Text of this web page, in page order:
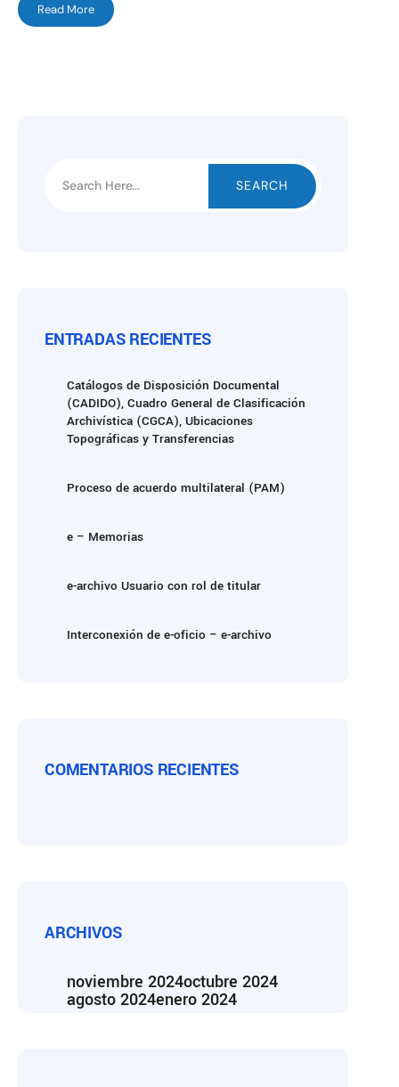
Read More
SEARCH
ENTRADAS RECIENTES
Catálogos de Disposición Documental
(CADIDO), Cuadro General de Clasificación
Archivística (CGCA), Ubicaciones
Topográficas y Transferencias
Proceso de acuerdo multilateral (PAM)
e – Memorias
e-archivo Usuario con rol de titular
Interconexión de e-oficio – e-archivo
COMENTARIOS RECIENTES
ARCHIVOS
noviembre 2024octubre 2024
agosto 2024enero 2024